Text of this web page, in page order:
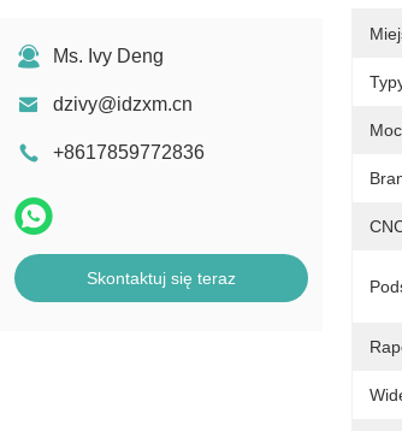
Ms. Ivy Deng
dzivy@idzxm.cn
+8617859772836
Skontaktuj się teraz